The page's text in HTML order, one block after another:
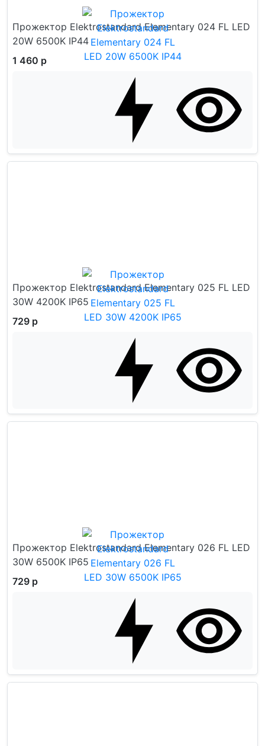
Прожектор Elektrostandard Elementary 024 FL LED
20W 6500K IP44
1 460 р
Прожектор Elektrostandard Elementary 025 FL LED
30W 4200K IP65
729 р
Прожектор Elektrostandard Elementary 026 FL LED
30W 6500K IP65
729 р